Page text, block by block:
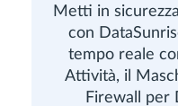
Metti in
con
tempo reale
Attività, il
Firewall per